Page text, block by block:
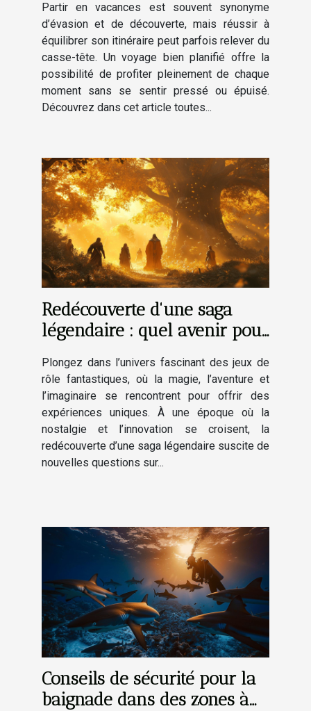
Partir en vacances est souvent synonyme
d’évasion et de découverte, mais réussir à
équilibrer son itinéraire peut parfois relever du
casse-tête. Un voyage bien planifié offre la
possibilité de profiter pleinement de chaque
moment sans se sentir pressé ou épuisé.
Découvrez dans cet article toutes...
Redécouverte d'une saga
légendaire : quel avenir pour
?
Plongez dans l’univers fascinant des jeux de
rôle fantastiques, où la magie, l’aventure et
l’imaginaire se rencontrent pour offrir des
expériences uniques. À une époque où la
nostalgie et l’innovation se croisent, la
redécouverte d’une saga légendaire suscite de
nouvelles questions sur...
Conseils de sécurité pour la
baignade dans des zones à